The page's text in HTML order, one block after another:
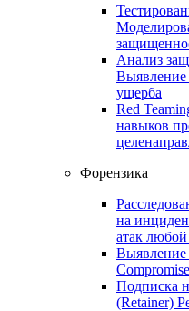
Анализ
Выявление
ущерба
Red
навыков
Форензика
на
атак
Выявление
Подписка
(Retainer)